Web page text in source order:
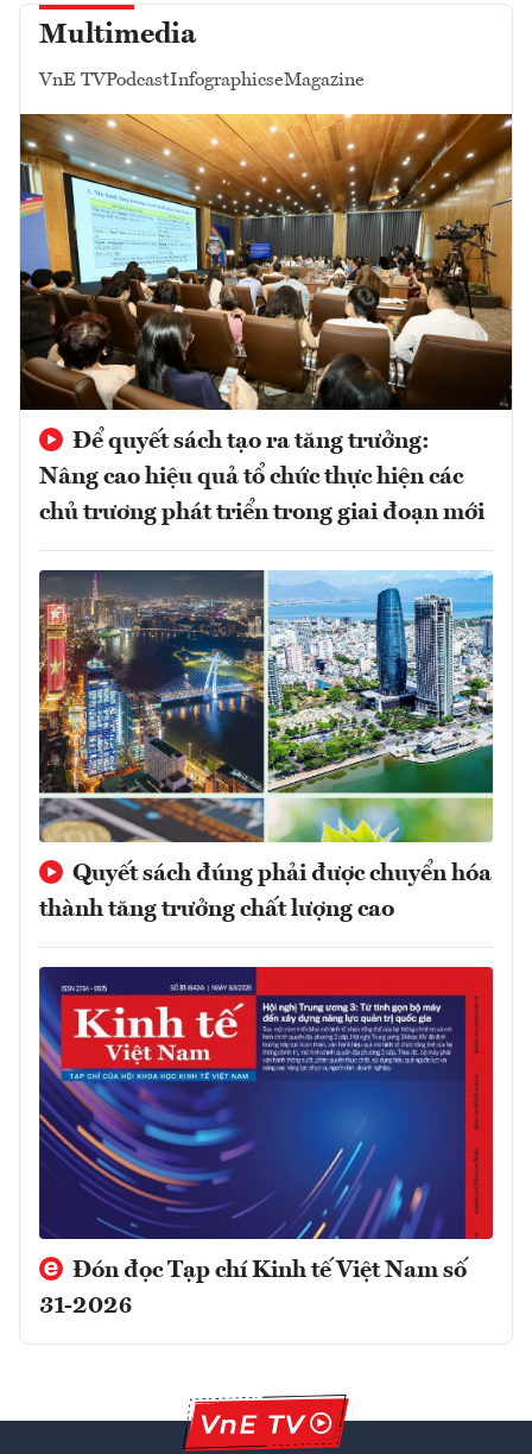
Multimedia
VnE TVPodcastInfographicseMagazine
Để quyết sách tạo ra tăng trưởng:
Nâng cao hiệu quả tổ chức thực hiện các
chủ trương phát triển trong giai đoạn mới
Quyết sách đúng phải được chuyển hóa
thành tăng trưởng chất lượng cao
Đón đọc Tạp chí Kinh tế Việt Nam số
31-2026